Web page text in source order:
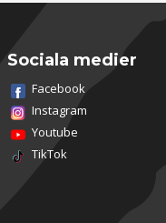
Sociala medier
Facebook
Instagram
Youtube
TikTok